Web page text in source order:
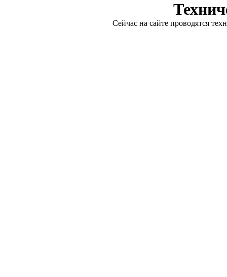
Сейчас на сайте проводятся